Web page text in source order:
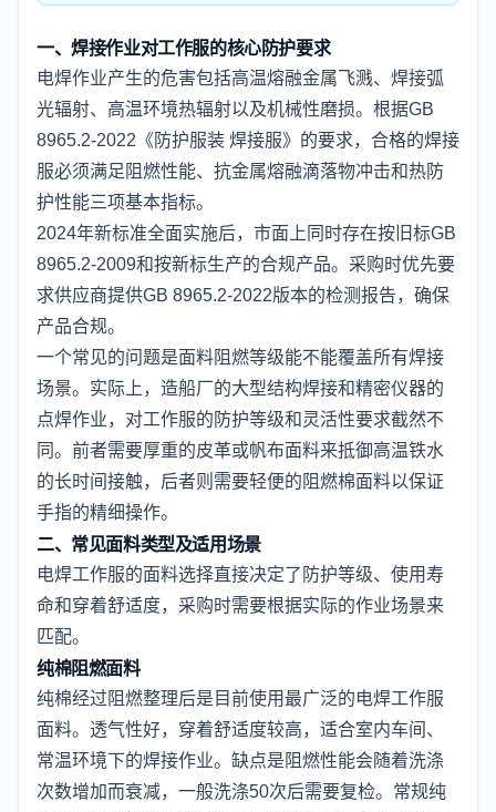
一、焊接作业对工作服的核心防护要求
电焊作业产生的危害包括高温熔融金属飞溅、焊接弧
光辐射、高温环境热辐射以及机械性磨损。根据GB
8965.2-2022《防护服装 焊接服》的要求，合格的焊接
服必须满足阻燃性能、抗金属熔融滴落物冲击和热防
护性能三项基本指标。
2024年新标准全面实施后，市面上同时存在按旧标GB
8965.2-2009和按新标生产的合规产品。采购时优先要
求供应商提供GB 8965.2-2022版本的检测报告，确保
产品合规。
一个常见的问题是面料阻燃等级能不能覆盖所有焊接
场景。实际上，造船厂的大型结构焊接和精密仪器的
点焊作业，对工作服的防护等级和灵活性要求截然不
同。前者需要厚重的皮革或帆布面料来抵御高温铁水
的长时间接触，后者则需要轻便的阻燃棉面料以保证
手指的精细操作。
二、常见面料类型及适用场景
电焊工作服的面料选择直接决定了防护等级、使用寿
命和穿着舒适度，采购时需要根据实际的作业场景来
匹配。
纯棉阻燃面料
纯棉经过阻燃整理后是目前使用最广泛的电焊工作服
面料。透气性好，穿着舒适度较高，适合室内车间、
常温环境下的焊接作业。缺点是阻燃性能会随着洗涤
次数增加而衰减，一般洗涤50次后需要复检。常规纯